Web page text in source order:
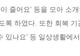
줄어요’ 등을 모아
하였다. 또한 회복
있나요’ 등 일상생활